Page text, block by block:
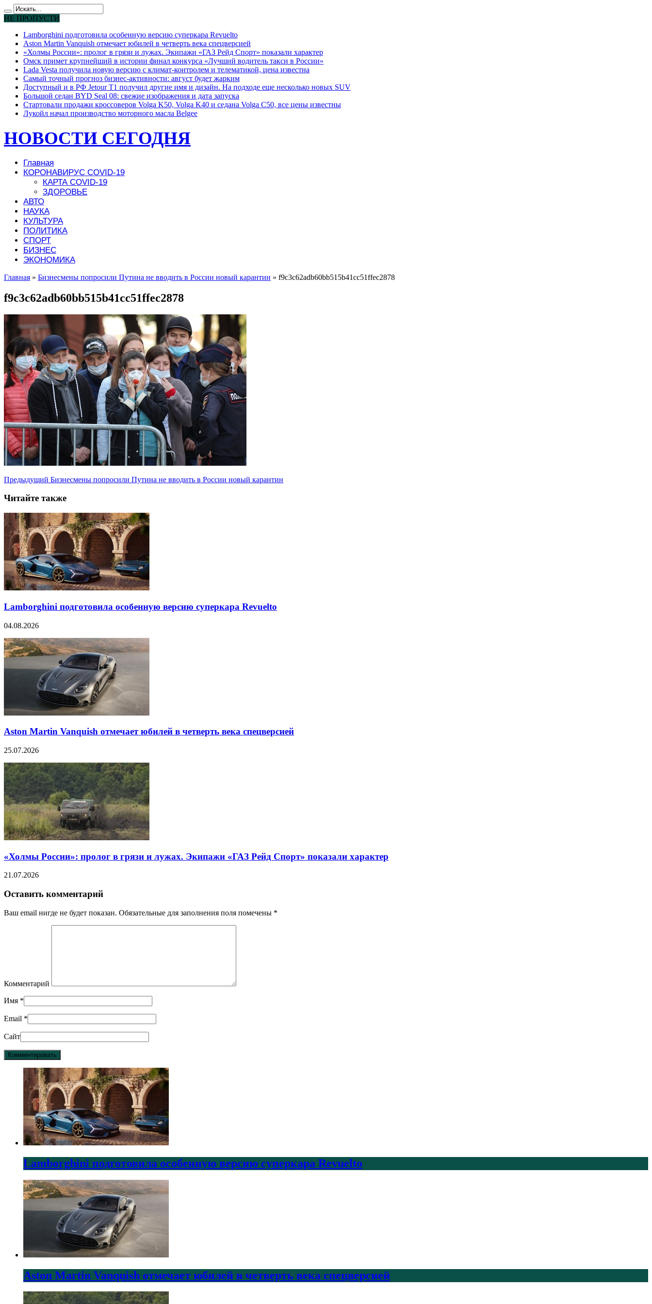
НЕ ПРОПУСТИ
Lamborghini подготовила особенную версию суперкара Revuelto
Aston Martin Vanquish отмечает юбилей в четверть века спецверсией
«Холмы России»: пролог в грязи и лужах. Экипажи «ГАЗ Рейд Спорт» показали характер
Омск примет крупнейший в истории финал конкурса «Лучший водитель такси в России»
Lada Vesta получила новую версию с климат-контролем и телематикой, цена известна
Самый точный прогноз бизнес-активности: август будет жарким
Доступный и в РФ Jetour T1 получил другие имя и дизайн. На подходе еще несколько новых SUV
Большой седан BYD Seal 08: свежие изображения и дата запуска
Стартовали продажи кроссоверов Volga K50, Volga K40 и седана Volga C50, все цены известны
Лукойл начал производство моторного масла Belgee
НОВОСТИ СЕГОДНЯ
Главная
КОРОНАВИРУС COVID-19
КАРТА COVID-19
ЗДОРОВЬЕ
АВТО
НАУКА
КУЛЬТУРА
ПОЛИТИКА
СПОРТ
БИЗНЕС
ЭКОНОМИКА
Главная » Бизнесмены попросили Путина не вводить в России новый карантин » f9c3c62adb60bb515b41cc51ffec2878
f9c3c62adb60bb515b41cc51ffec2878
Предыдущий Бизнесмены попросили Путина не вводить в России новый карантин
Читайте также
Lamborghini подготовила особенную версию суперкара Revuelto
04.08.2026
Aston Martin Vanquish отмечает юбилей в четверть века спецверсией
25.07.2026
«Холмы России»: пролог в грязи и лужах. Экипажи «ГАЗ Рейд Спорт» показали характер
21.07.2026
Оставить комментарий
Ваш email нигде не будет показан. Обязательные для заполнения поля помечены *
Комментарий
Имя *
Email *
Сайт
Lamborghini подготовила особенную версию суперкара Revuelto
Aston Martin Vanquish отмечает юбилей в четверть века спецверсией